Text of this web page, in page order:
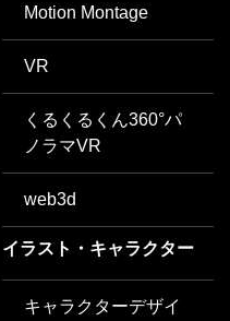
Motion Montage
VR
くるくるくん360°パ
ノラマVR
web3d
イラスト・キャラクター
キャラクターデザイ